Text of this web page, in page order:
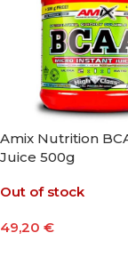
Amix Nutrition
Juice 500g
Out of stock
49,20 €